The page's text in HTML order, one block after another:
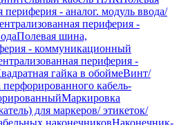
- аналог. модуль ввода/
периферия -
Полевая шина,
- коммуникационный
периферия -
гайка в обоймеВинт/
кабель-
Маркировка
для маркеров/ этикеток/
наконечниковНаконечник-